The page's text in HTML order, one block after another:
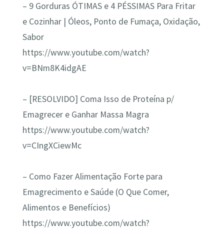
– 9 Gorduras ÓTIMAS e 4 PÉSSIMAS Para Fritar
e Cozinhar | Óleos, Ponto de Fumaça, Oxidação,
Sabor
https://www.youtube.com/watch?
v=BNm8K4idgAE
– [RESOLVIDO] Coma Isso de Proteína p/
Emagrecer e Ganhar Massa Magra
https://www.youtube.com/watch?
v=CIngXCiewMc
– Como Fazer Alimentação Forte para
Emagrecimento e Saúde (O Que Comer,
Alimentos e Benefícios)
https://www.youtube.com/watch?